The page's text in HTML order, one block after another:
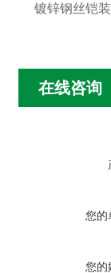
镀锌钢丝铠
在线咨询
您的
您的